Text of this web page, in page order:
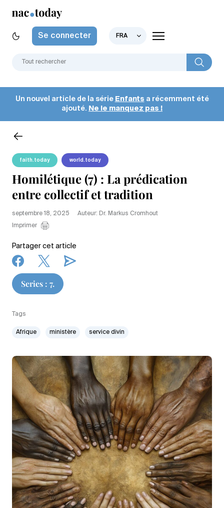
Se connecter FRA
Un nouvel article de la série Enfants a récemment été
ajouté. Ne le manquez pas !
faith.today world.today
Homilétique (7) : La prédication
entre collectif et tradition
septembre 18, 2025
Auteur: Dr. Markus Cromhout
Imprimer
Partager cet article
Series : 7.
Tags
Afrique ministère service divin